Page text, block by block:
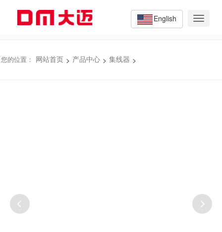
Toggle
English
您的位置： 网站首页 > 产品中心 > 集线器 >